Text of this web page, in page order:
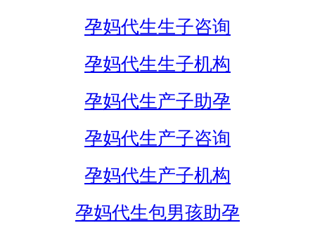
孕妈代生生子咨询
孕妈代生生子机构
孕妈代生产子助孕
孕妈代生产子咨询
孕妈代生产子机构
孕妈代生包男孩助孕